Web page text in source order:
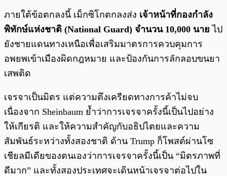
ภายใต้ข้อตกลงนี้ เม็กซิโกตกลงส่ง เจ้าหน้าที่กองกำลัง
พิทักษ์แห่งชาติ (National Guard) จำนวน 10,000 นาย ไป
ยังชายแดนทางเหนือเพื่อเสริมมาตรการควบคุมการ
อพยพเข้าเมืองผิดกฎหมาย และป้องกันการลักลอบขนยา
เสพติด
เจรจาเป็นมิตร แต่ความตึงเครียดทางการค้าไม่จบ
เนื่องจาก Sheinbaum ย้ำว่าการเจรจาครั้งนี้เป็นไปอย่าง
ให้เกียรติ และให้ความสำคัญกับอธิปไตยและความ
สัมพันธ์ระหว่างทั้งสองชาติ ด้าน Trump ก็โพสต์ผ่านโซ
เชียลมีเดียของตนเองว่าการเจรจาครั้งนี้เป็น “มิตรภาพที่
ดีมาก” และทั้งสองประเทศจะเดินหน้าเจรจาต่อไปใน